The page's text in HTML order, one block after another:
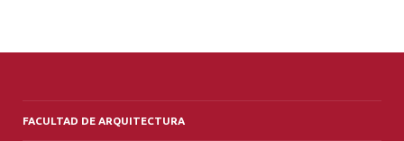
FACULTAD DE ARQUITECTURA